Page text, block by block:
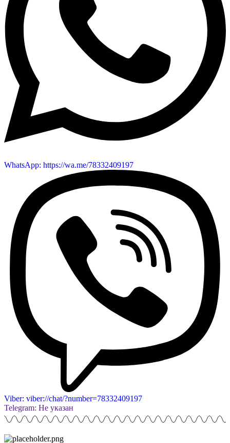
WhatsApp: https://wa.me/78332409197
Viber: viber://chat/?number=78332409197
Telegram: Не указан